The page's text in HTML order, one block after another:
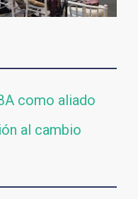
como aliado
al cambio